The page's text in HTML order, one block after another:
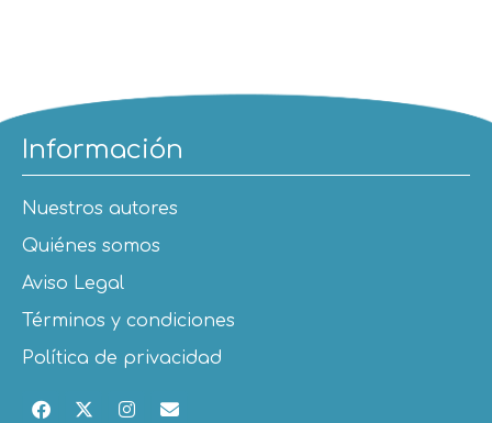
Información
Nuestros autores
Quiénes somos
Aviso Legal
Términos y condiciones
Política de privacidad